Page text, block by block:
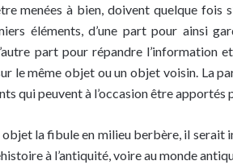
menées à bien, doivent quelque fois
éléments, d’une part pour ainsi
part pour répandre l’information
le même objet ou un objet voisin. La
qui peuvent à l’occasion être apportés
la fibule en milieu berbère, il serait
à l’antiquité, voire au monde